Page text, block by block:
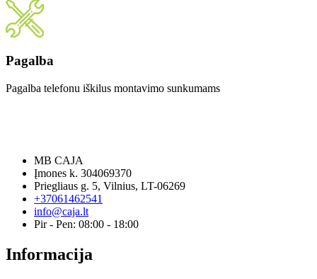
Pagalba
Pagalba telefonu iškilus montavimo sunkumams
MB CAJA
Įmones k. 304069370
Priegliaus g. 5, Vilnius, LT-06269
+37061462541
info@caja.lt
Pir - Pen: 08:00 - 18:00
Informacija